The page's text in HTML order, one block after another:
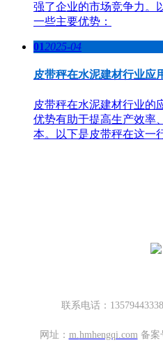
强了企业的市场竞争力。
一些主要优势：
012025-04
皮带秤在水泥建材行业应
皮带秤在水泥建材行业的
优势有助于提高生产效率
本。以下是皮带秤在这一
联系电话：
网址： m. hmhengqi.com 备案